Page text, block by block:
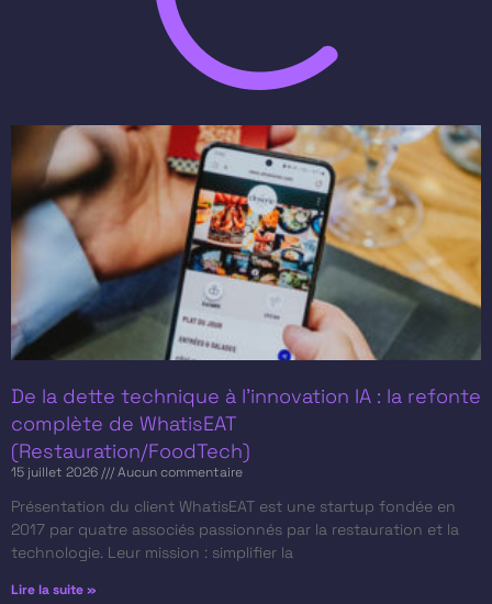
De la dette technique à l’innovation IA : la refonte
complète de WhatisEAT
(Restauration/FoodTech)
15 juillet 2026 Aucun commentaire
Présentation du client​ WhatisEAT est une startup fondée en
2017 par quatre associés passionnés par la restauration et la
technologie. Leur mission : simplifier la
Lire la suite »